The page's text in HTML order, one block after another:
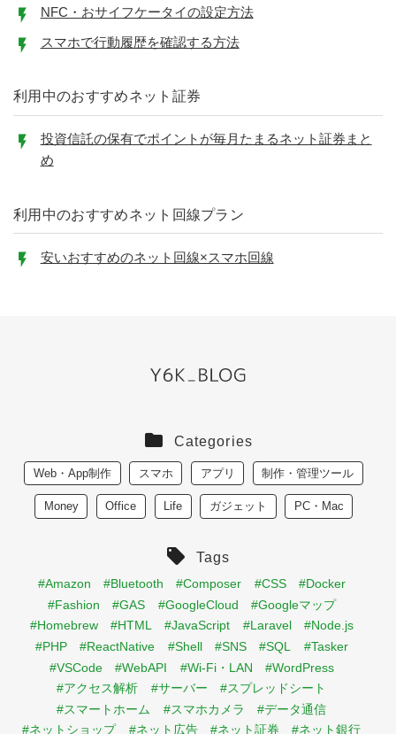
NFC・おサイフケータイの設定方法
スマホで行動履歴を確認する方法
利用中のおすすめネット証券
投資信託の保有でポイントが毎月たまるネット証券まと
め
利用中のおすすめネット回線プラン
安いおすすめのネット回線×スマホ回線
Categories
Web・App制作 スマホ アプリ 制作・管理ツール
Money Office Life ガジェット PC・Mac
Tags
#Amazon #Bluetooth #Composer #CSS
#Docker
#Fashion
#GAS #GoogleCloud
#Googleマップ
#Homebrew
#HTML #JavaScript #Laravel
#Node.js
#PHP
#ReactNative #Shell #SNS #SQL
#Tasker
#VSCode
#WebAPI #Wi-Fi・LAN
#WordPress
#アクセス解析
#サーバー
#スプレッドシート
#スマートホーム
#スマホカメラ
#データ通信
#ネットショップ
#ネット広告 #ネット証券 #ネット銀行